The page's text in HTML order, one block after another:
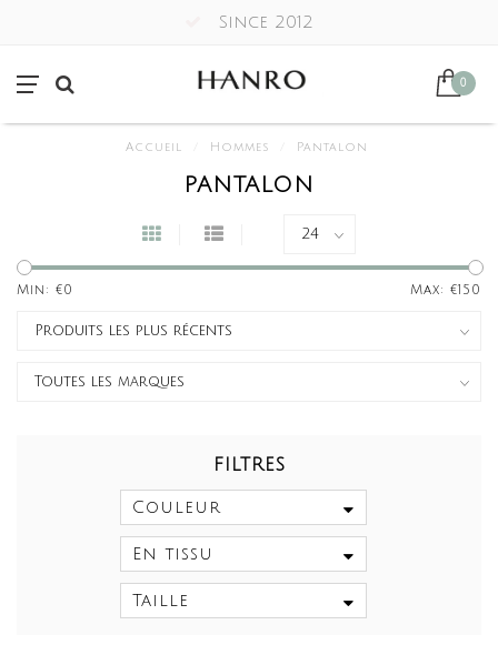
Since 2012
0
Accueil Hommes Pantalon
PANTALON
Min: €0 Max: €150
FILTRES
Couleur
En tissu
Taille